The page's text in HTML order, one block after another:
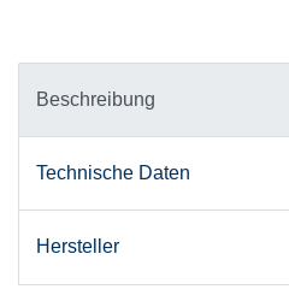
Beschreibung
Technische Daten
Hersteller